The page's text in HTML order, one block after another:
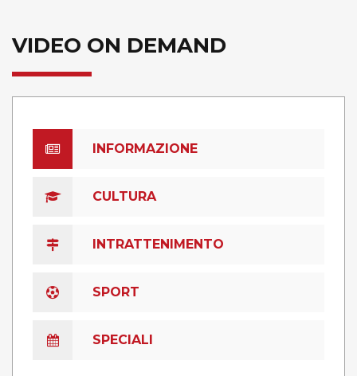
VIDEO ON DEMAND
INFORMAZIONE
CULTURA
INTRATTENIMENTO
SPORT
SPECIALI